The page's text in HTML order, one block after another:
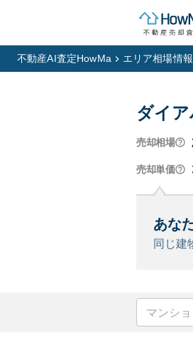
不動産AI査定HowMa エリア相場情報
ダイ
売却相場
売却単価
あな
同じ建